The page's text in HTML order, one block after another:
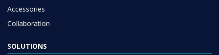
Accessories
Collaboration
SOLUTIONS